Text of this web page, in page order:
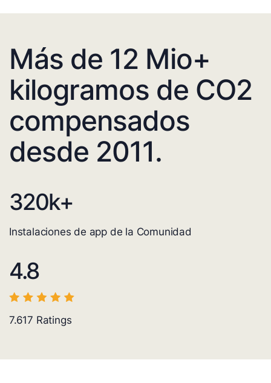
Más de 12 Mio+
kilogramos de CO2
compensados
desde 2011.
320k+
Instalaciones de app de la Comunidad
4.8
7.617 Ratings